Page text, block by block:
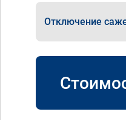
Отключение